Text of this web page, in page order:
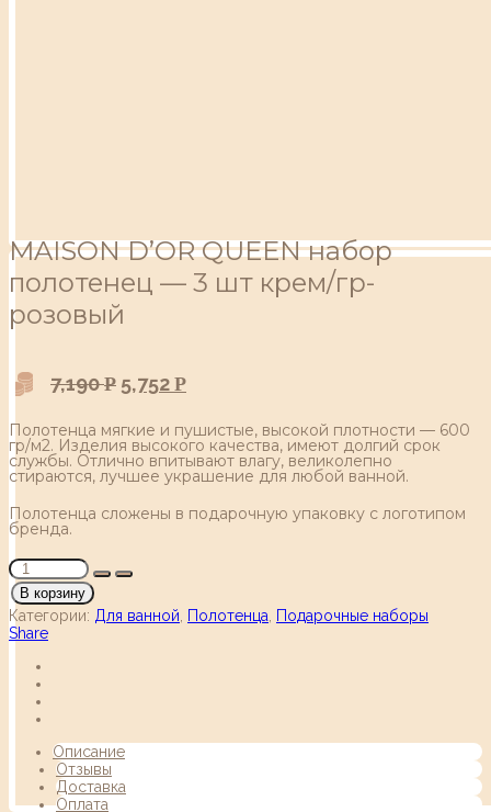
MAISON D’OR QUEEN набор
полотенец — 3 шт крем/гр-
розовый
7,190Р 5,752 Р
Полотенца мягкие и пушистые, высокой плотности — 600
гр/м2. Изделия высокого качества, имеют долгий срок
службы. Отлично впитывают влагу, великолепно
стираются, лучшее украшение для любой ванной.
Полотенца сложены в подарочную упаковку с логотипом
бренда.
В корзину
Категории: Для ванной Полотенца
Подарочные наборы
Share
Описание
Отзывы
Доставка
Оплата